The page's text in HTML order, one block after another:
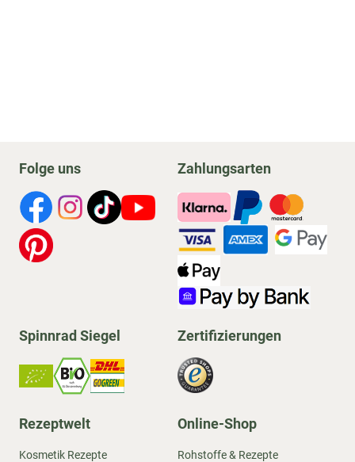
Folge uns Zahlungsarten
Spinnrad Siegel Zertifizierungen
Rezeptwelt
Kosmetik Rezepte
Online-Shop
Rohstoffe & Rezepte